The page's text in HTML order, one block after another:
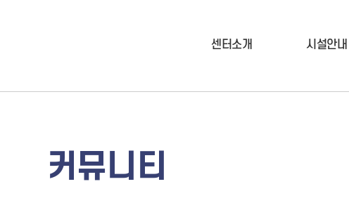
센터소개 시설안내
커뮤니티